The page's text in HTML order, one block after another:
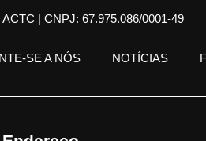
ACTC | CNPJ: 67.975.086/0001-49
SE A NÓS NOTÍCIAS